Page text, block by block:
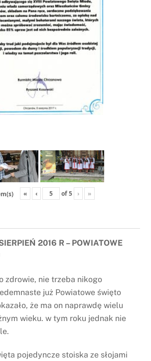
« ‹ of5 › »
2016 R – POWIATOWE
zdrowie, nie trzeba nikogo
już Powiatowe święto
że ma on naprawdę wielu
wieku. w tym roku jednak nie
pojedyncze stoiska ze słojami